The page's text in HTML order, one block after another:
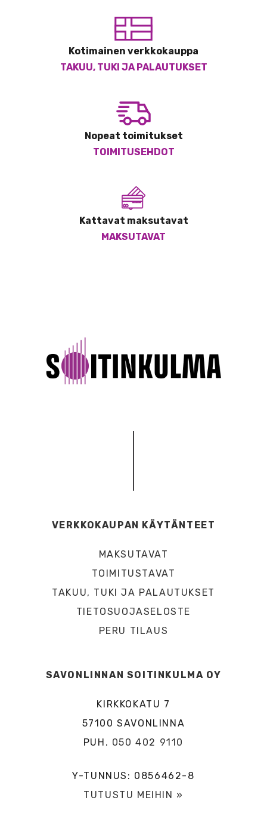
Kotimainen verkkokauppa
TAKUU, TUKI JA PALAUTUKSET
Nopeat toimitukset
TOIMITUSEHDOT
Kattavat maksutavat
MAKSUTAVAT
VERKKOKAUPAN KÄYTÄNTEET
MAKSUTAVAT
TOIMITUSTAVAT
TAKUU, TUKI JA PALAUTUKSET
TIETOSUOJASELOSTE
PERU TILAUS
SAVONLINNAN SOITINKULMA OY
KIRKKOKATU 7
57100 SAVONLINNA
PUH. 050 402 9110
Y-TUNNUS: 0856462-8
TUTUSTU MEIHIN »